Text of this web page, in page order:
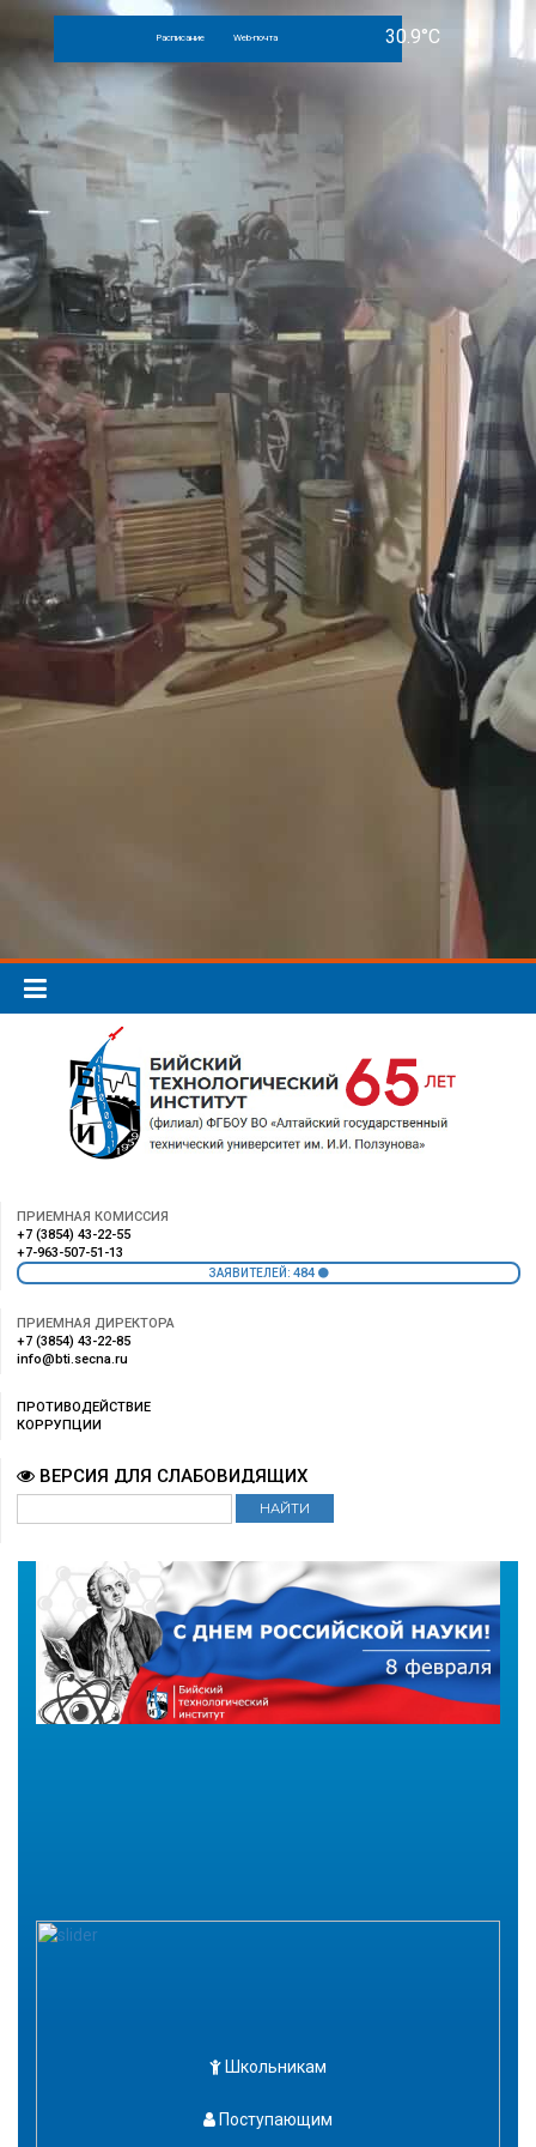
Расписание Web-почта
ПРИЕМНАЯ КОМИССИЯ
+7 (3854) 43-22-55
+7-963-507-51-13
ЗАЯВИТЕЛЕЙ: 484
ПРИЕМНАЯ ДИРЕКТОРА
+7 (3854) 43-22-85
info@bti.secna.ru
ПРОТИВОДЕЙСТВИЕ
КОРРУПЦИИ
ВЕРСИЯ ДЛЯ СЛАБОВИДЯЩИХ
Школьникам
Поступающим